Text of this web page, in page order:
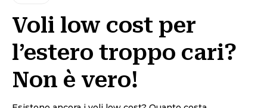
Voli low cost per
l’estero troppo cari?
Non è vero!